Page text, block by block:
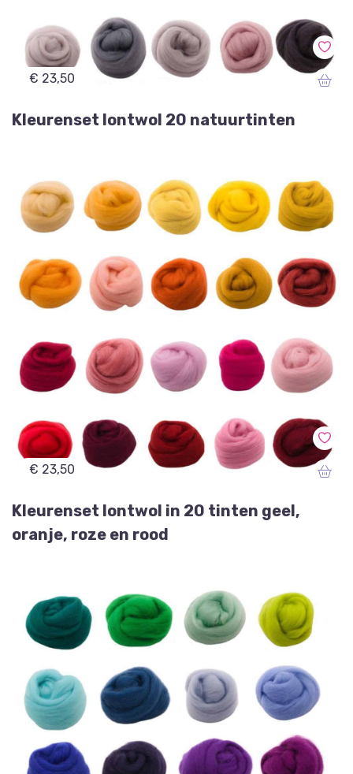
€ 23,50
Kleurenset lontwol 20 natuurtinten
€ 23,50
Kleurenset lontwol in 20 tinten geel,
oranje, roze en rood